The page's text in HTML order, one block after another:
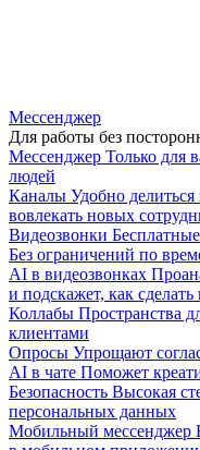
Мессенджер
Для работы без
Мессенджер Только для
людей
Каналы Удобно
вовлекать новых
Видеозвонки
Без ограничений по
AI в видеозвонках
и подскажет, как
Коллабы Пространства
клиентами
Опросы Упрощают
AI в чате Поможет
Безопасность Высокая
персональных данных
Мобильный мессенджер